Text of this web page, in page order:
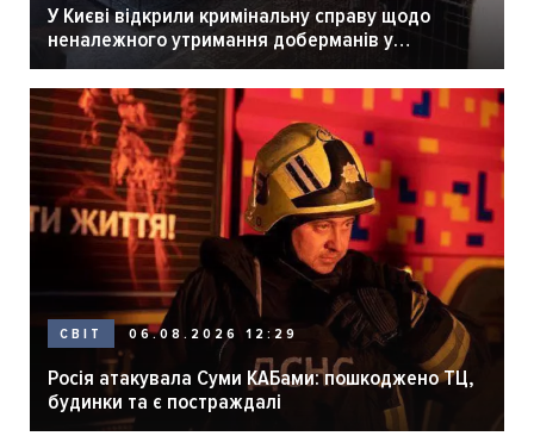
У Києві відкрили кримінальну справу щодо
неналежного утримання доберманів у
розпліднику
СВІТ 06.08.2026 12:29
Росія атакувала Суми КАБами: пошкоджено ТЦ,
будинки та є постраждалі